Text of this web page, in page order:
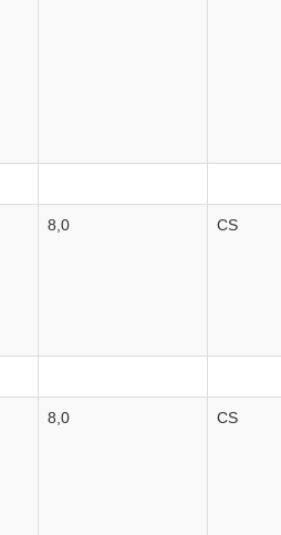
8,0 CS
8,0 CS